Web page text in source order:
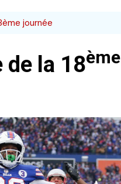
journée
de la 18ème